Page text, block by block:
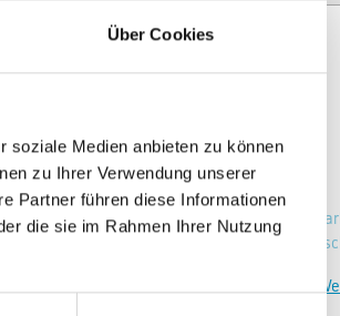
Über Cookies
soziale Medien anbieten zu können
zu Ihrer Verwendung unserer
Partner führen diese Informationen
die sie im Rahmen Ihrer Nutzung
Zur
Zur